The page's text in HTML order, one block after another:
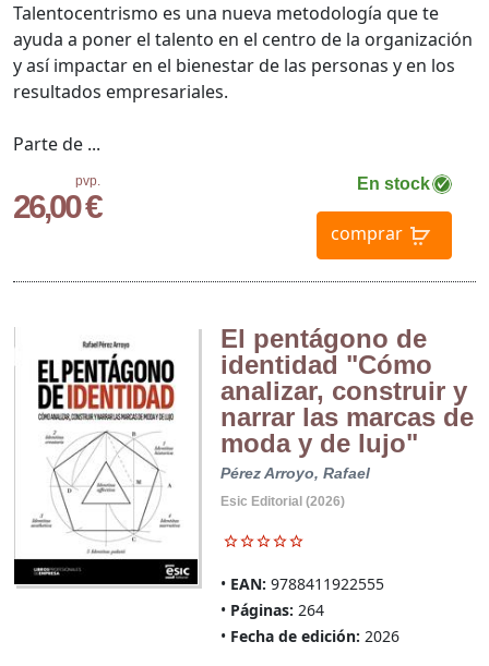
pvp.
26,00 €
En stock
comprar
Talentocentrismo es una nueva metodología que te
ayuda a poner el talento en el centro de la organización
y así impactar en el bienestar de las personas y en los
resultados empresariales.
Parte de ...
El pentágono de
identidad "Cómo
analizar, construir y
narrar las marcas de
moda y de lujo"
Pérez Arroyo, Rafael
Esic Editorial (2026)
EAN: 9788411922555
Páginas: 264
Fecha de edición: 2026